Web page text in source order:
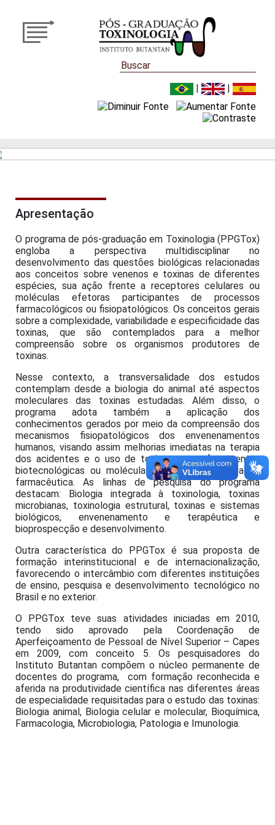
| |
Apresentação
O programa de pós-graduação em Toxinologia (PPGTox)
engloba a perspectiva multidisciplinar no
desenvolvimento das questões biológicas relacionadas
aos conceitos sobre venenos e toxinas de diferentes
espécies, sua ação frente a receptores celulares ou
moléculas efetoras participantes de processos
farmacológicos ou fisiopatológicos. Os conceitos gerais
sobre a complexidade, variabilidade e especificidade das
toxinas, que são contemplados para a melhor
compreensão sobre os organismos produtores de
toxinas.
Nesse contexto, a transversalidade dos estudos
contemplam desde a biologia do animal até aspectos
moleculares das toxinas estudadas. Além disso, o
programa adota também a aplicação dos
conhecimentos gerados por meio da compreensão dos
mecanismos fisiopatológicos dos envenenamentos
humanos, visando assim melhorias imediatas na terapia
dos acidentes e o uso de toxinas como ferramentas
biotecnológicas ou moléculas-molde para a inovação
farmacêutica. As linhas de pesquisa do programa
destacam: Biologia integrada à toxinologia, toxinas
microbianas, toxinologia estrutural, toxinas e sistemas
biológicos, envenenamento e terapêutica e
bioprospecção e desenvolvimento.
Outra característica do PPGTox é sua proposta de
formação interinstitucional e de internacionalização,
favorecendo o intercâmbio com diferentes instituições
de ensino, pesquisa e desenvolvimento tecnológico no
Brasil e no exterior.
O PPGTox teve suas atividades iniciadas em 2010,
tendo sido aprovado pela Coordenação de
Aperfeiçoamento de Pessoal de Nível Superior – Capes
em 2009, com conceito 5. Os pesquisadores do
Instituto Butantan compõem o núcleo permanente de
docentes do programa, com formação reconhecida e
aferida na produtividade científica nas diferentes áreas
de especialidade requisitadas para o estudo das toxinas:
Biologia animal, Biologia celular e molecular, Bioquímica,
Farmacologia, Microbiologia, Patologia e Imunologia.​